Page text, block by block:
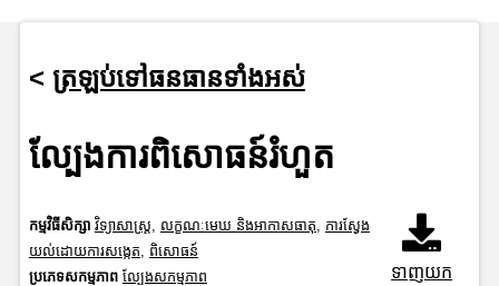
< ត្រឡប់ទៅធនធានទាំងអស់
ល្បែងការពិសោធន៍រំហួត
ទាញយក
កម្មវិធីសិក្សា វិទ្យាសាស្រ្ត លក្ខណៈមេឃ និងអាកាសធាតុ
ការស្វែង
យល់ដោយការសង្កេត
ពិសោធន៍
ប្រភេទសកម្មភាព ល្បែងសកម្មភាព